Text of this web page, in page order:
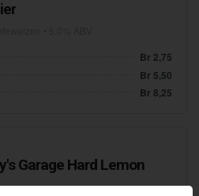
Br 2,75
Br 5,50
Br 8,25
Garage Hard Lemon